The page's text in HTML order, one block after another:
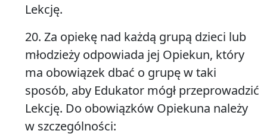
Lekcję.
20. Za opiekę nad każdą grupą dzieci lub
młodzieży odpowiada jej Opiekun, który
ma obowiązek dbać o grupę w taki
sposób, aby Edukator mógł przeprowadzić
Lekcję. Do obowiązków Opiekuna należy
w szczególności: